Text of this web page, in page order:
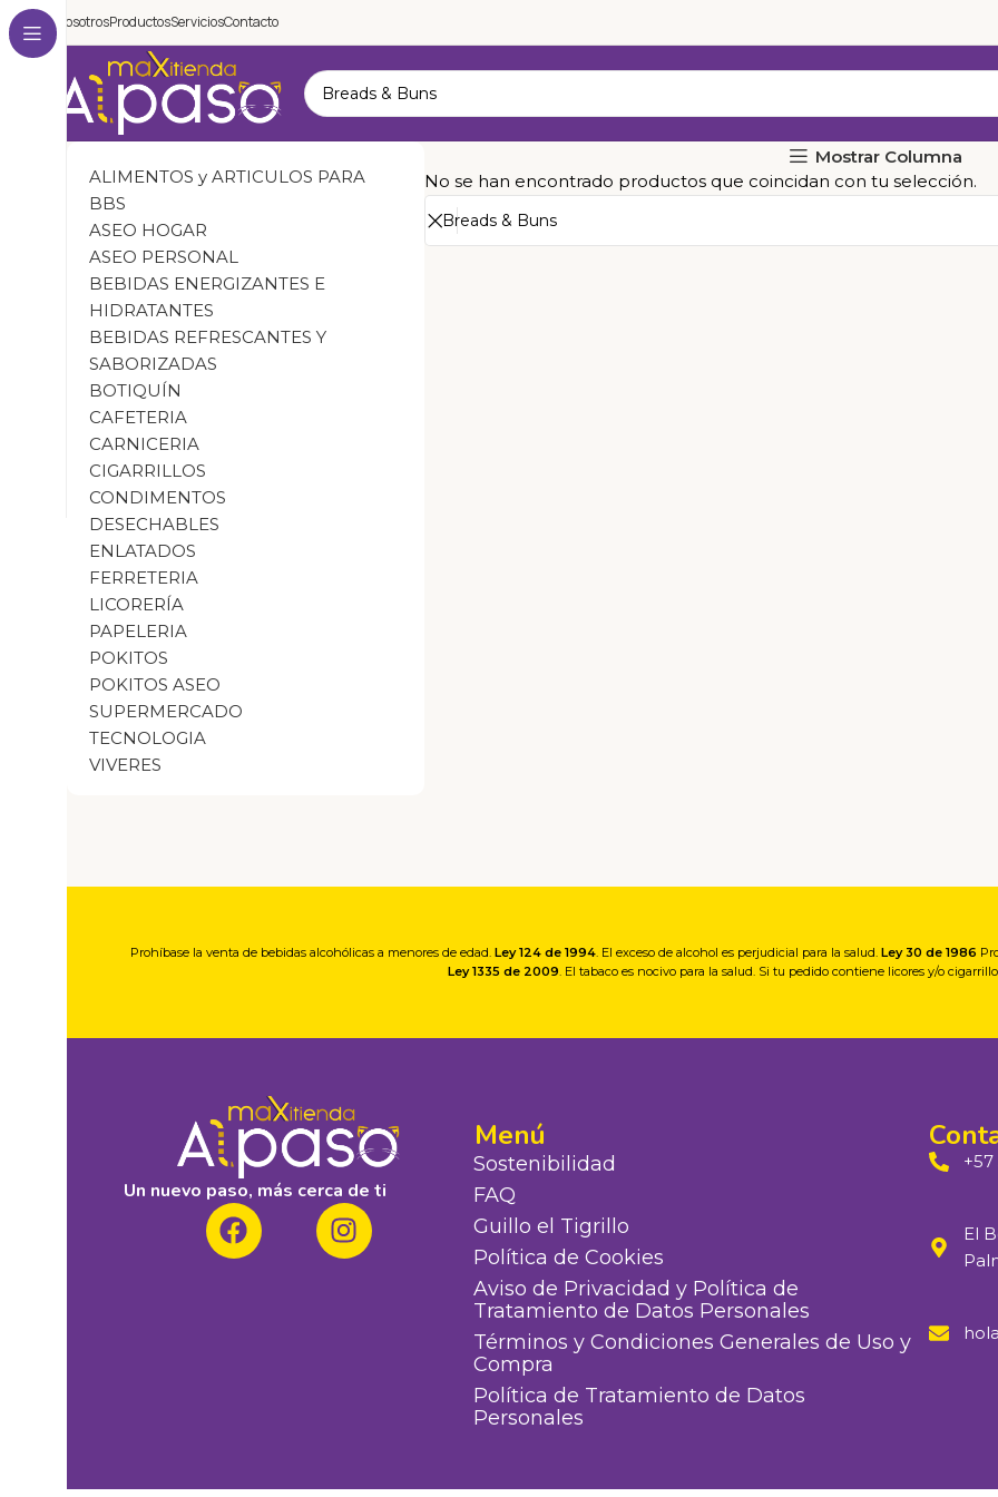
NosotrosProductosServiciosContacto
ALIMENTOS y ARTICULOS PARA
BBS
ASEO HOGAR
ASEO PERSONAL
BEBIDAS ENERGIZANTES E
HIDRATANTES
BEBIDAS REFRESCANTES Y
SABORIZADAS
BOTIQUÍN
CAFETERIA
CARNICERIA
CIGARRILLOS
CONDIMENTOS
DESECHABLES
ENLATADOS
FERRETERIA
LICORERÍA
PAPELERIA
POKITOS
POKITOS ASEO
SUPERMERCADO
TECNOLOGIA
VIVERES
Mostrar Columna
No se han encontrado productos que coincidan con tu selección.
Prohíbase la venta de bebidas alcohólicas a menores de edad. Ley 124 de 1994. El exceso de alcohol es perjudicial para la salud. Ley 30 de 1986
Ley 1335 de 2009. El tabaco es nocivo para la salud. Si tu pedido contiene licores y/o
Un nuevo paso, más cerca de ti
Menú
Sostenibilidad
FAQ
Guillo el Tigrillo
Política de Cookies
Aviso de Privacidad y Política de
Tratamiento de Datos Personales
Términos y Condiciones Generales de Uso y
Compra
Política de Tratamiento de Datos
Personales
+57
El